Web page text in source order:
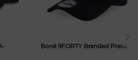
Boné 9FORTY Branded Preto